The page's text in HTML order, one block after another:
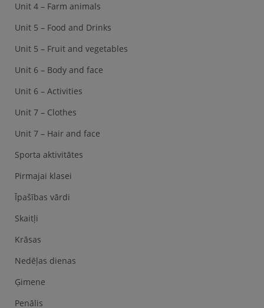
Unit 4 – Farm animals
Unit 5 – Food and Drinks
Unit 5 – Fruit and vegetables
Unit 6 – Body and face
Unit 6 – Activities
Unit 7 – Clothes
Unit 7 – Hair and face
Sporta aktivitātes
Pirmajai klasei
Īpašības vārdi
Skaitļi
Krāsas
Nedēļas dienas
Ģimene
Penālis